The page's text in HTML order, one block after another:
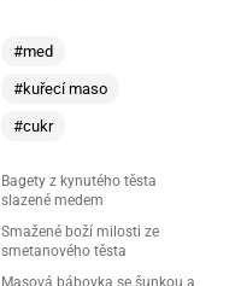
#med
#kuřecí maso
#cukr
Bagety z kynutého těsta
slazené medem
Smažené boží milosti ze
smetanového těsta
Masová bábovka se šunkou a